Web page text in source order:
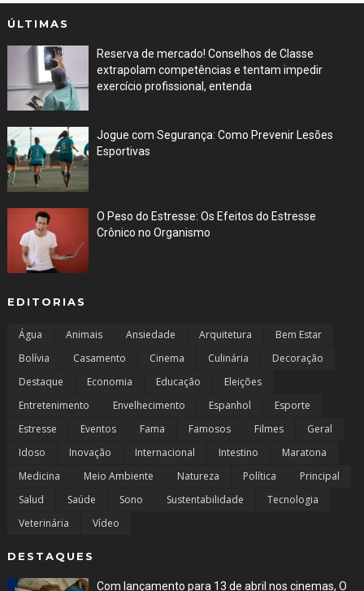
ÚLTIMAS
Reserva de mercado! Conselhos de Classe
extrapolam competências e tentam impedir
exercício profissional, entenda
Jogue com Segurança: Como Prevenir Lesões
Esportivas
O Peso do Estresse: Os Efeitos do Estresse
Crônico no Organismo
EDITORIAS
Água Animais Ansiedade Arquitetura
Bem Estar
Bolívia
Casamento Cinema Culinária
Decoração
Destaque
Economia Educação
Eleições
Entretenimento
Envelhecimento Espanhol
Esporte
Estresse
Eventos Fama Famosos Filmes
Geral
Idoso
Inovação Internacional Intestino
Maratona
Medicina
Meio Ambiente Natureza Política
Principal
Salud
Saúde Sono Sustentabilidade
Tecnologia
Veterinária
Vídeo
DESTAQUES
Com lançamento para 13 de abril nos cinemas, O